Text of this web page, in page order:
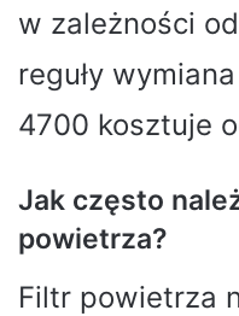
w zależności
reguły
4700 kosztuje
Jak często
powietrza?
Filtr powietrza